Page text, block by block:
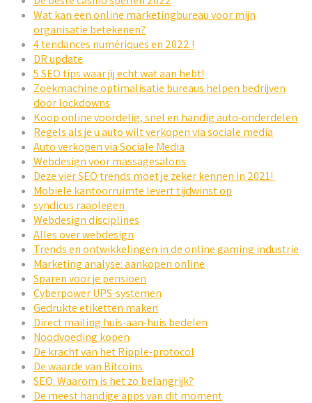
Wat kan een online marketingbureau voor mijn
organisatie betekenen?
4 tendances numériques en 2022 !
DR update
5 SEO tips waar jij echt wat aan hebt!
Zoekmachine optimalisatie bureaus helpen bedrijven
door lockdowns
Koop online voordelig, snel en handig auto-onderdelen
Regels als je u auto wilt verkopen via sociale media
Auto verkopen via Sociale Media
Webdesign voor massagesalons
Deze vier SEO trends moet je zeker kennen in 2021!
Mobiele kantoorruimte levert tijdwinst op
syndicus raaplegen
Webdesign disciplines
Alles over webdesign
Trends en ontwikkelingen in de online gaming industrie
Marketing analyse: aankopen online
Sparen voor je pensioen
Cyberpower UPS-systemen
Gedrukte etiketten maken
Direct mailing huis-aan-huis bedelen
Noodvoeding kopen
De kracht van het Ripple-protocol
De waarde van Bitcoins
SEO: Waarom is het zo belangrijk?
De meest handige apps van dit moment